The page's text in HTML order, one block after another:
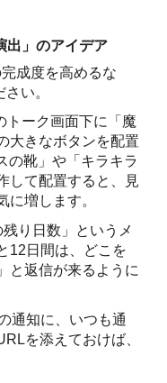
出」のアイデア
成度を高めるな
い。
トーク画面下に「魔
大きなボタンを配置
の靴」や「キラキラ
して配置すると、見
に増します。
残り日数」というメ
12日間は、どこを
と返信が来るように
通知に、いつも通
を添えておけば、